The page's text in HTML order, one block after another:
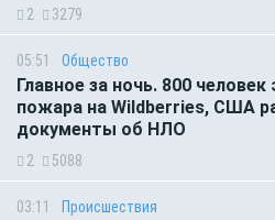
2 3279
05:51 Общество
Главное за ночь. 800
пожара на Wildberries, США
документы об НЛО
2 5088
03:11 Происшествия